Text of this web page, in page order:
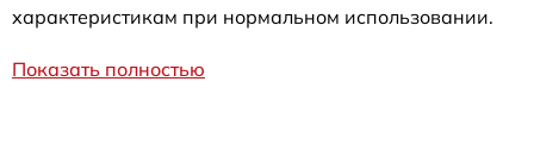
характеристикам при нормальном использовании.
Показать полностью